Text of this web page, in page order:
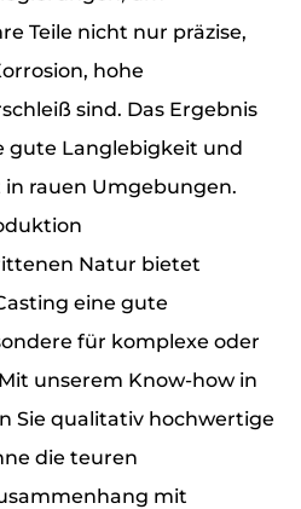
Teile nicht nur präzise,
hohe
sind. Das Ergebnis
gute Langlebigkeit und
rauen Umgebungen.
Natur bietet
eine gute
für komplexe oder
unserem Know-how in
Sie qualitativ hochwertige
die teuren
mit